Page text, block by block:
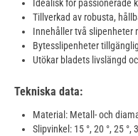
Idealisk för passionerade
Tillverkad av robusta,
Innehåller två slipenheter
Bytesslipenheter
Utökar bladets livslängd
Tekniska data:
Material: Metall- och
Slipvinkel: 15 °, 20 °, 25 °,